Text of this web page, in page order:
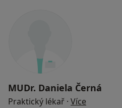
MUDr. Daniela Černá
Praktický lékař · Více